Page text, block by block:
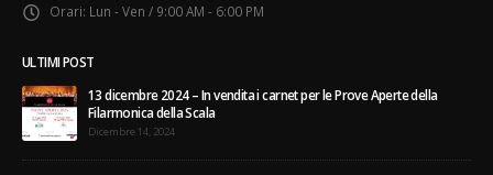
Orari: Lun - Ven / 9:00 AM - 6:00 PM
ULTIMI POST
13 dicembre 2024 – In vendita i carnet per le Prove Aperte della
Filarmonica della Scala
Dicembre 14, 2024